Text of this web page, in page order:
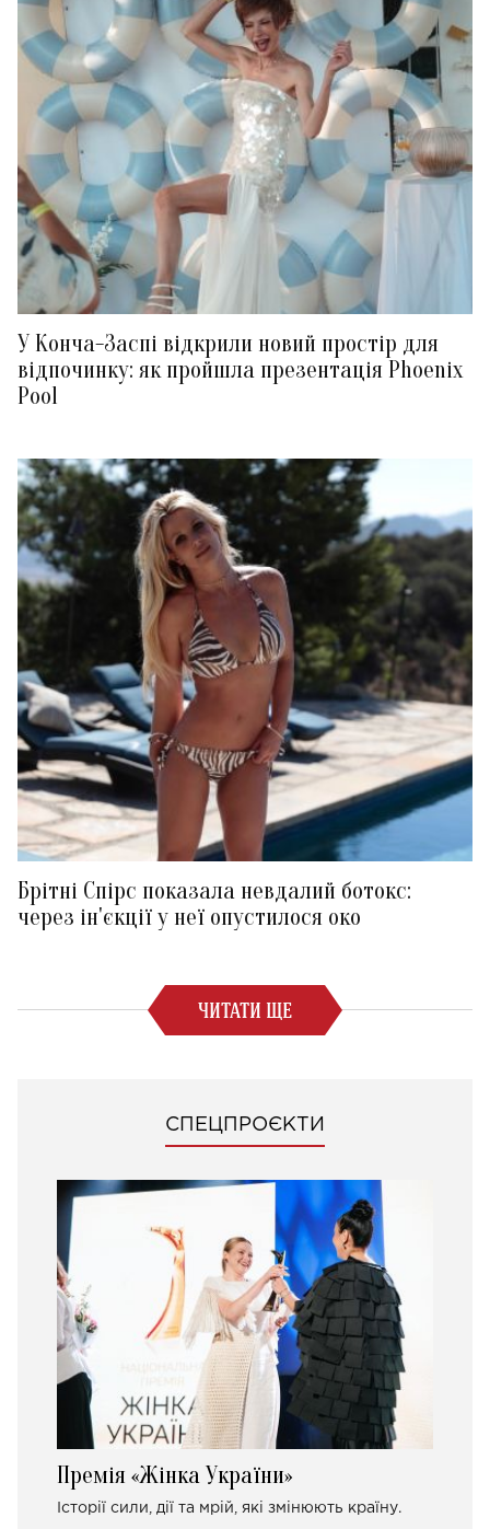
У Конча-Заспі відкрили новий простір для
відпочинку: як пройшла презентація Phoenix
Pool
Брітні Спірс показала невдалий ботокс:
через ін'єкції у неї опустилося око
ЧИТАТИ ЩЕ
СПЕЦПРОЄКТИ
Премія «Жінка України»
Історії сили, дії та мрій, які змінюють країну.